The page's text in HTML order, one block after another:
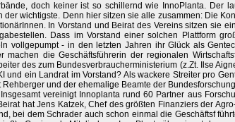
doch keiner ist so schillernd wie InnoPlanta. Der
der wichtigste. Denn hier sitzen sie alle zusammen: Die
In Vorstand und Beirat des Vereins sitzen sie
Dass im Vorstand einer solchen Plattform
vollgepumpt - in den letzten Jahren ihr Glück als
machen die Geschäftsführerin der regionalen
des zum Bundesverbraucherministerium (z.Zt. Ilse
und ein Landrat im Vorstand? Als wackere Streiter pro
und der ehemalige Beamte der
vereinigt Innoplanta rund 60 Partner aus
hat Jens Katzek, Chef des größten Finanziers der
bei dem Schrader auch schon einmal die Geschäftsf